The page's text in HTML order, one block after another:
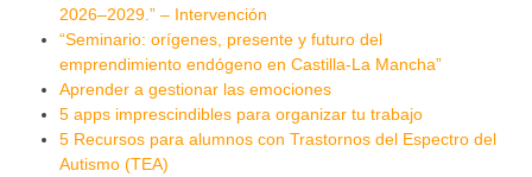
2026–2029.” – Intervención
“Seminario: orígenes, presente y futuro del
emprendimiento endógeno en Castilla-La Mancha”
Aprender a gestionar las emociones
5 apps imprescindibles para organizar tu trabajo
5 Recursos para alumnos con Trastornos del Espectro del
Autismo (TEA)